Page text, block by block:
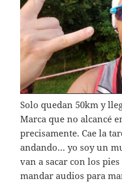
Solo quedan 50km y
Marca que no alcancé
precisamente. Cae la
andando… yo soy un
van a sacar con los
mandar audios para